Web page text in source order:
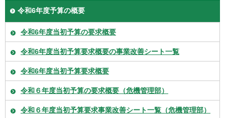
令和6年度予算の概要
令和6年度当初予算の要求概要
令和6年度当初予算要求概要の事業改善シート一覧
令和6年度当初予算要求概要
令和６年度当初予算の要求概要（危機管理部）
令和６年度当初予算要求事業改善シート一覧（危機管理部）